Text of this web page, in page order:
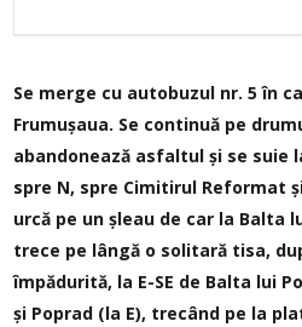
Se merge cu autobuzul nr. 5 în
Frumușaua. Se continuă pe
abandonează asfaltul și se suie
spre N, spre Cimitirul Reformat
urcă pe un șleau de car la Balta
trece pe lângă o solitară tisa,
împădurită, la E-SE de Balta lui
și Poprad (la E), trecând pe la